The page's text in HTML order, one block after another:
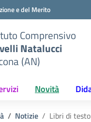
e del Merito
Comprensivo
Natalucci
(AN)
Novità
Notizie Libri di